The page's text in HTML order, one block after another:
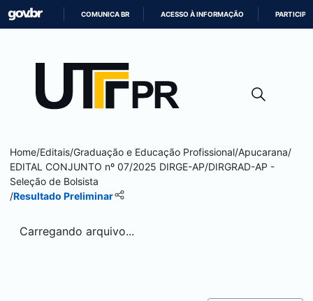
CONTEÚDO
COMUNICA BR ACESSO À INFORMAÇÃO PARTICIPE
Home/Editais/Graduação e Educação Profissional/Apucarana/
EDITAL CONJUNTO nº 07/2025 DIRGE-AP/DIRGRAD-AP -
Seleção de Bolsista
/Resultado Preliminar
Carregando arquivo...